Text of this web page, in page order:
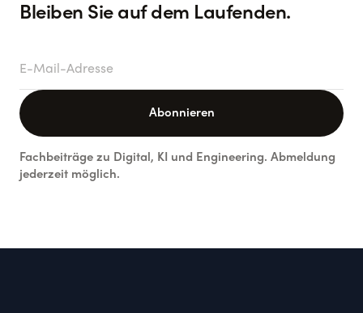
Bleiben Sie auf dem Laufenden.
E-Mail-Adresse
Abonnieren
Fachbeiträge zu Digital, KI und Engineering. Abmeldung
jederzeit möglich.